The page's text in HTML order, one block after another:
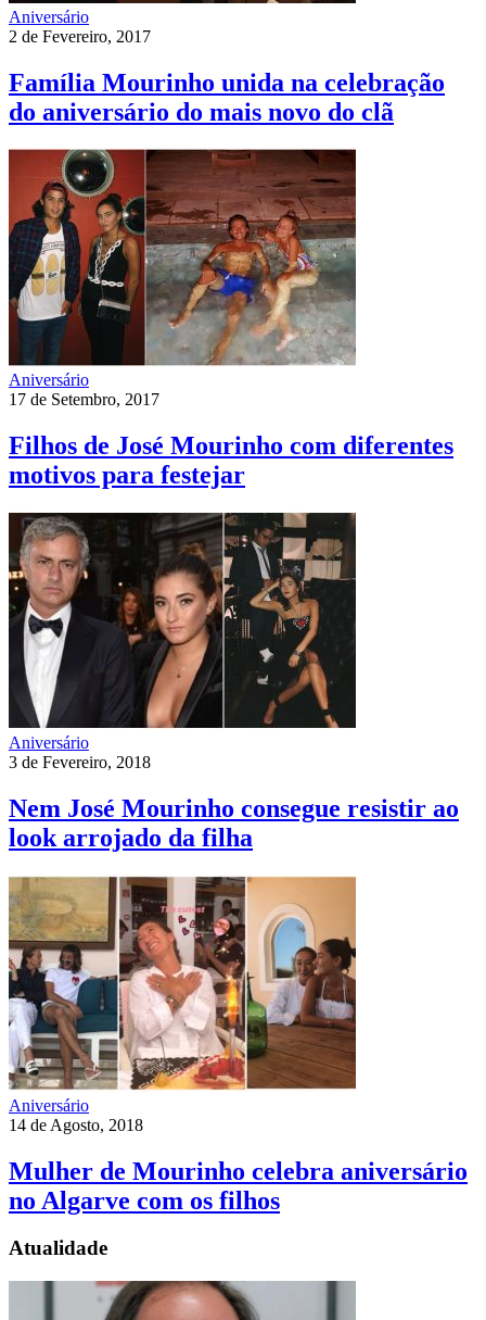
Aniversário
2 de Fevereiro, 2017
Família Mourinho unida na celebração
do aniversário do mais novo do clã
Aniversário
17 de Setembro, 2017
Filhos de José Mourinho com diferentes
motivos para festejar
Aniversário
3 de Fevereiro, 2018
Nem José Mourinho consegue resistir ao
look arrojado da filha
Aniversário
14 de Agosto, 2018
Mulher de Mourinho celebra aniversário
no Algarve com os filhos
Atualidade